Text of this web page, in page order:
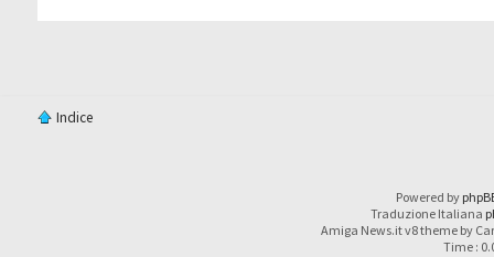
Indice
Powered by
Traduzione Italiana
Amiga News.it v8 theme by
Time :